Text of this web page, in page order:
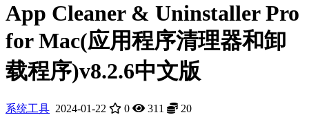
App Cleaner & Uninstaller Pro
for Mac(应用程序清理器和卸
载程序)v8.2.6中文版
系统工具 2024-01-22 0 311 20